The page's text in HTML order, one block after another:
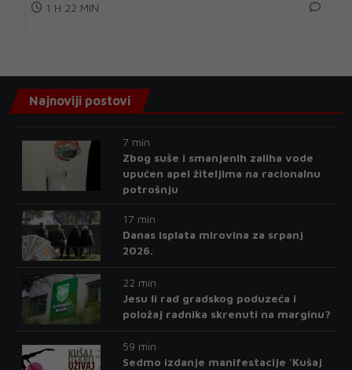
1 H 22 MIN
Najnoviji postovi
7 min
Zbog suše i smanjenih zaliha vode
upućen apel žiteljima na racionalnu
potrošnju
17 min
Danas isplata mirovina za srpanj
2026.
22 min
Jesu li rad gradskog poduzeća i
položaj radnika skrenuti na marginu?
59 min
Sedmo izdanje manifestacije 'Kušaj